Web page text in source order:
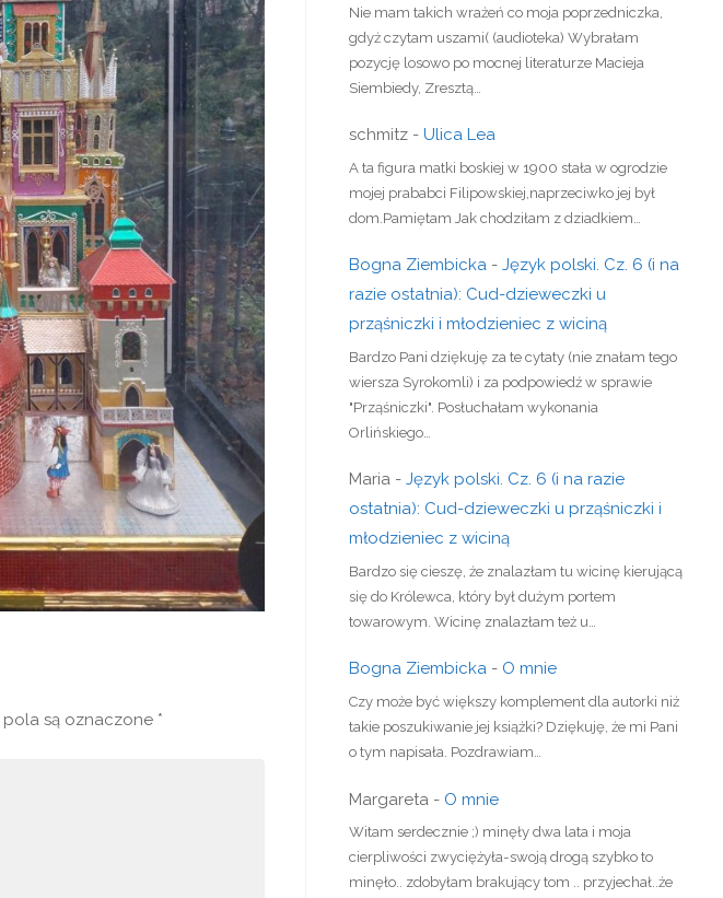
są oznaczone *
Nie mam takich wrażeń co moja poprzedniczka,
gdyż czytam uszami( (audioteka) Wybrałam
pozycję losowo po mocnej literaturze Macieja
Siembiedy, Zresztą…
schmitz - Ulica Lea
A ta figura matki boskiej w 1900 stała w ogrodzie
mojej prababci Filipowskiej,naprzeciwko jej był
dom.Pamiętam Jak chodziłam z dziadkiem…
Bogna Ziembicka - Język polski. Cz. 6 (i na
razie ostatnia): Cud-dzieweczki u
prząśniczki i młodzieniec z wiciną
Bardzo Pani dziękuję za te cytaty (nie znałam tego
wiersza Syrokomli) i za podpowiedź w sprawie
"Prząśniczki". Posłuchałam wykonania
Orlińskiego…
Maria - Język polski. Cz. 6 (i na razie
ostatnia): Cud-dzieweczki u prząśniczki i
młodzieniec z wiciną
Bardzo się cieszę, że znalazłam tu wicinę kierującą
się do Królewca, który był dużym portem
towarowym. Wicinę znalazłam też u…
Bogna Ziembicka - O mnie
Czy może być większy komplement dla autorki niż
takie poszukiwanie jej książki? Dziękuję, że mi Pani
o tym napisała. Pozdrawiam…
Margareta - O mnie
Witam serdecznie ;) minęły dwa lata i moja
cierpliwości zwyciężyła-swoją drogą szybko to
minęło.. zdobyłam brakujący tom .. przyjechał..że